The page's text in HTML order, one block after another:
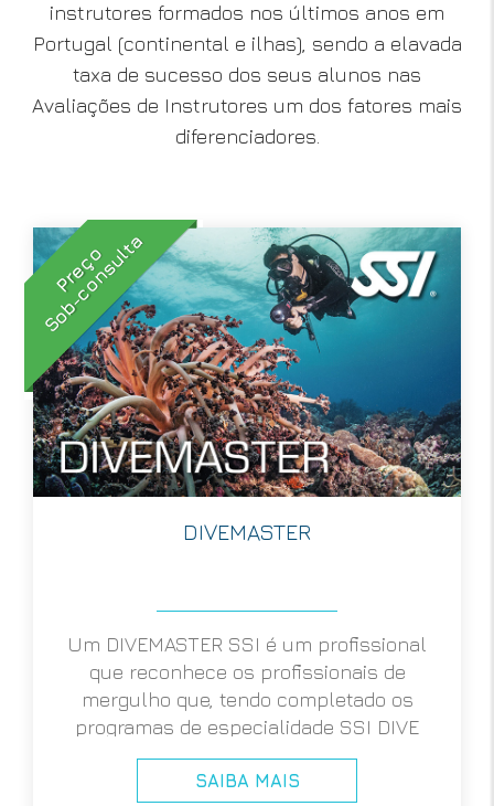
instrutores formados nos últimos anos em
Portugal (continental e ilhas), sendo a elavada
taxa de sucesso dos seus alunos nas
Avaliações de Instrutores um dos fatores mais
diferenciadores.
Preço
Sob-consulta
DIVEMASTER
Um DIVEMASTER SSI é um profissional
que reconhece os profissionais de
mergulho que, tendo completado os
programas de especialidade SSI DIVE
GUIDE (com Status Profissional Activo) e
a SCIENCE OF DIVING, reunem os
SAIBA MAIS